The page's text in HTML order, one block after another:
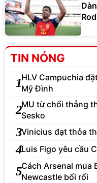
TIN NÓNG
1HLV Campuchia
Mỹ Đình
2MU từ chối thẳng
Sesko
3Vinicius đạt thỏa
4Luis Figo yêu cầu
5Cách Arsenal mua
Newcastle bối rối